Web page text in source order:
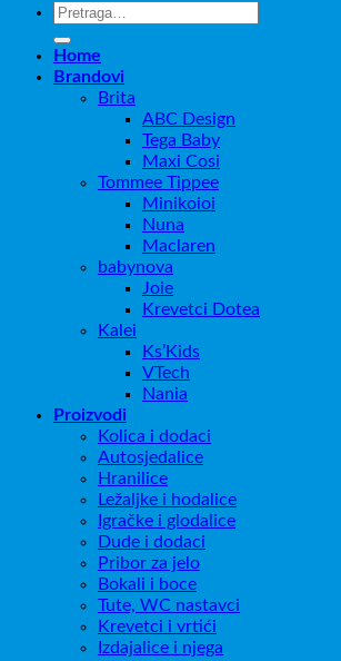
Pretraži:
Home
Brandovi
Brita
ABC Design
Tega Baby
Maxi Cosi
Tommee Tippee
Minikoioi
Nuna
Maclaren
babynova
Joie
Krevetci Dotea
Kalei
Ks’Kids
VTech
Nania
Proizvodi
Kolica i dodaci
Autosjedalice
Hranilice
Ležaljke i hodalice
Igračke i glodalice
Dude i dodaci
Pribor za jelo
Bokali i boce
Tute, WC nastavci
Krevetci i vrtići
Izdajalice i njega